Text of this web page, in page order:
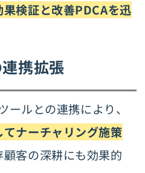
検証と改善PDCAを迅
携拡張
ールとの連携により、
ナーチャリング施策
客の深耕にも効果的